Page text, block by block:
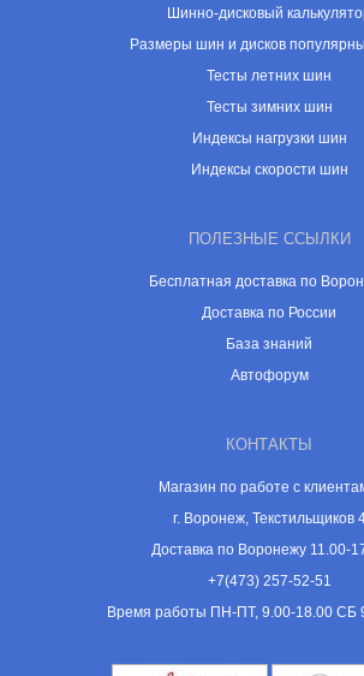
Шинно-дисковый
Размеры шин и дисков
Тесты летних шин
Тесты зимних шин
Индексы нагрузки шин
Индексы скорости шин
ПОЛЕЗНЫЕ ССЫЛКИ
Бесплатная доставка по
Доставка по России
База знаний
Автофорум
КОНТАКТЫ
Магазин по работе с
г. Воронеж, Текстильщиков
Доставка по Воронежу 11.00-
+7(473) 257-52-51
Время работы ПН-ПТ, 9.00-18.00 СБ